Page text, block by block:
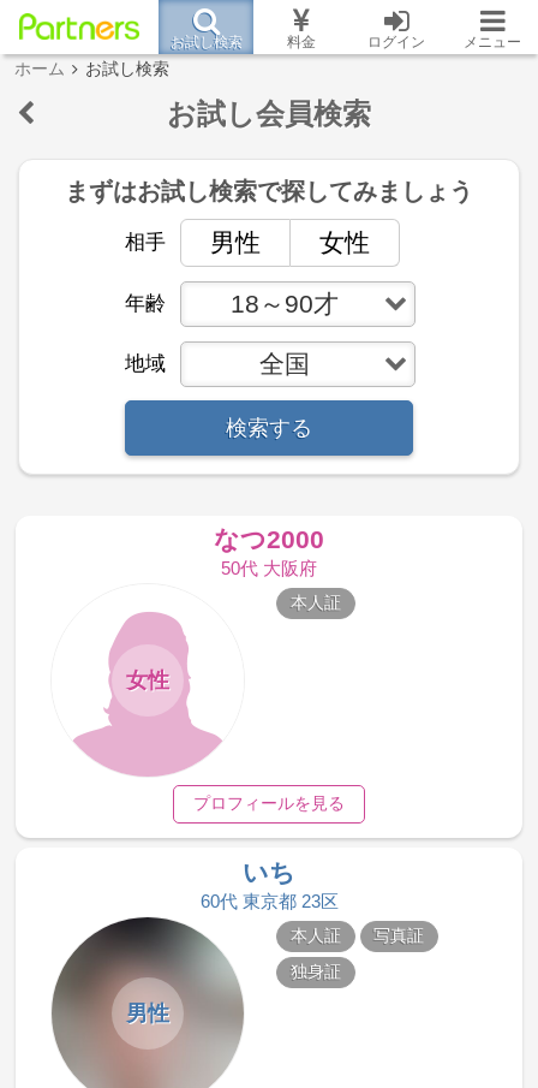
お試し検索 料金 ログイン メニュー
ホーム お試し検索
お試し会員検索
まずはお試し検索で探してみましょう
相手 男性 女性
年齢 18～90才
地域 全国
検索する
なつ2000
50代 大阪府
女性
本人証
プロフィールを見る
いち
60代 東京都 23区
男性
本人証
写真証
独身証